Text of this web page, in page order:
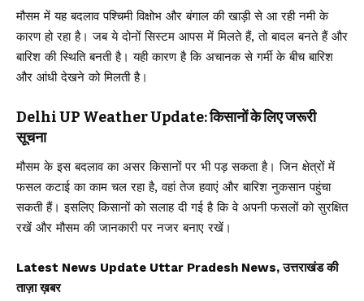
मौसम में यह बदलाव पश्चिमी विक्षोभ और बंगाल की खाड़ी से आ रही नमी के
कारण हो रहा है। जब ये दोनों सिस्टम आपस में मिलते हैं, तो बादल बनते हैं और
बारिश की स्थिति बनती है। यही कारण है कि अचानक से गर्मी के बीच बारिश
और आंधी देखने को मिलती है।
Delhi UP Weather Update: किसानों के लिए जरूरी
सूचना
मौसम के इस बदलाव का असर किसानों पर भी पड़ सकता है। जिन क्षेत्रों में
फसल कटाई का काम चल रहा है, वहां तेज हवाएं और बारिश नुकसान पहुंचा
सकती हैं। इसलिए किसानों को सलाह दी गई है कि वे अपनी फसलों को सुरक्षित
रखें और मौसम की जानकारी पर नजर बनाए रखें।
Latest News Update Uttar Pradesh News, उत्तराखंड की
ताज़ा ख़बर